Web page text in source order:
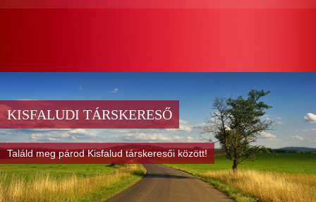
KISFALUDI TÁRSKERESŐ
Találd meg párod Kisfalud társkeresői között!